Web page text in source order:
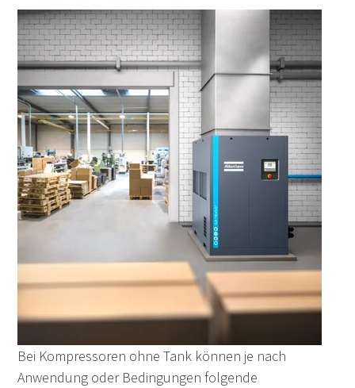
Bei Kompressoren ohne Tank können je nach
Anwendung oder Bedingungen folgende